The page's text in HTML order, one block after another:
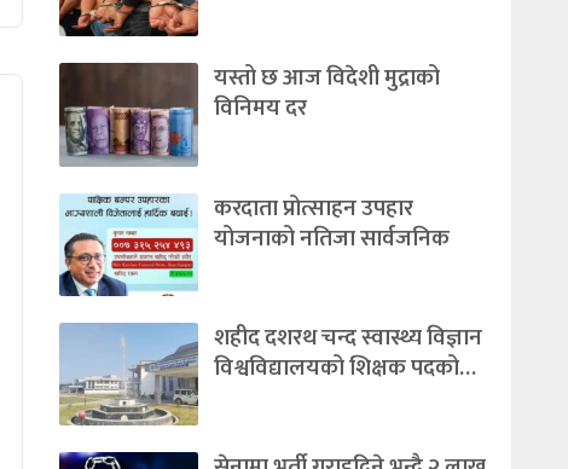
यस्तो छ आज विदेशी मुद्राको
विनिमय दर
करदाता प्रोत्साहन उपहार
योजनाको नतिजा सार्वजनिक
शहीद दशरथ चन्द स्वास्थ्य विज्ञान
विश्वविद्यालयको शिक्षक पदको…